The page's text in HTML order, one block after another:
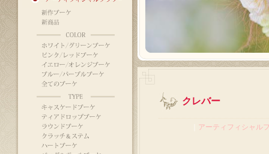
クレバー
アーティフィシャル